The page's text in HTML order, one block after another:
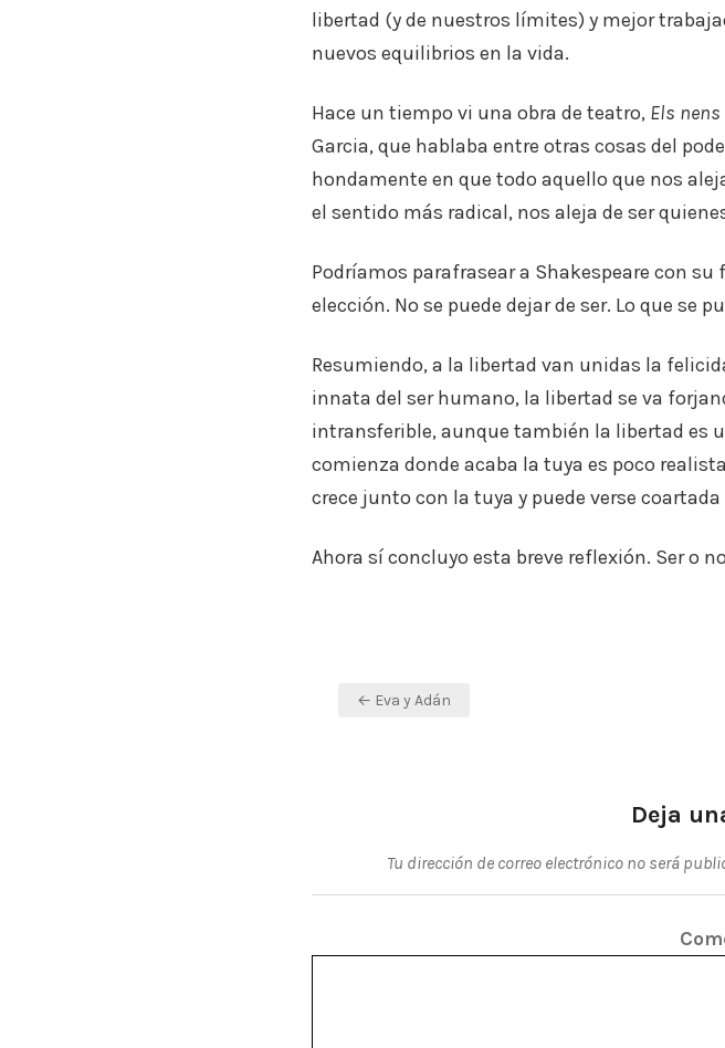
libertad (y de nuestros límites) y mejor
nuevos equilibrios en la vida.
Hace un tiempo vi una obra de teatro, Els
Garcia, que hablaba entre otras cosas del
hondamente en que todo aquello que nos
el sentido más radical, nos aleja de ser
Podríamos parafrasear a Shakespeare con su
elección. No se puede dejar de ser. Lo que se
Resumiendo, a la libertad van unidas la
innata del ser humano, la libertad se va
intransferible, aunque también la libertad es
comienza donde acaba la tuya es poco
crece junto con la tuya y puede verse
Ahora sí concluyo esta breve reflexión. Ser o
Navegación
← Eva y Adán
Deja
Tu dirección de correo electrónico no será